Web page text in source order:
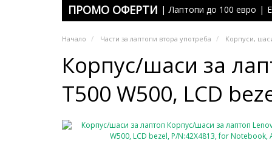
ПРОМО ОФЕРТИ | Лаптопи до 100 евро |
Начало Части за лаптопи втора употреба Корпуси,
Корпус/шаси за
T500 W500, LCD